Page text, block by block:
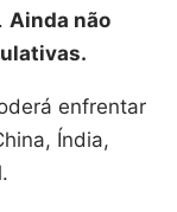
. Ainda não
enfrentar
Índia,